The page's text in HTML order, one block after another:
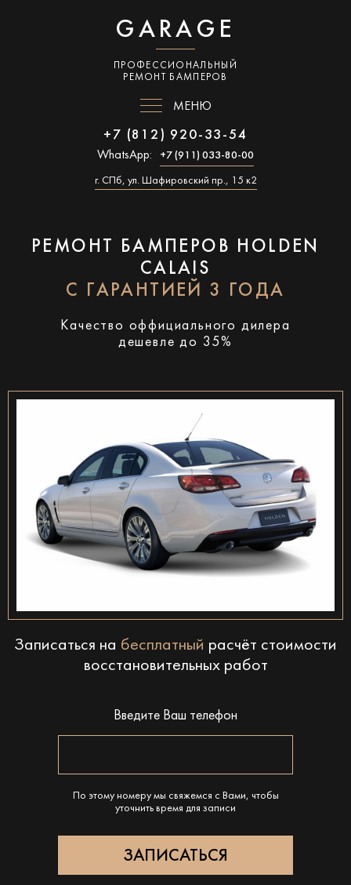
GARAGE
ПРОФЕССИОНАЛЬНЫЙ
РЕМОНТ БАМПЕРОВ
МЕНЮ
+7 (812) 920-33-54
WhatsApp: +7 (911) 033-80-00
г. СПб, ул. Шафировский пр., 15 к2
РЕМОНТ БАМПЕРОВ HOLDEN
CALAIS
С ГАРАНТИЕЙ 3 ГОДА
Качество оффициального дилера
дешевле до 35%
Записаться на бесплатный расчёт стоимости
восстановительных работ
Введите Ваш телефон
По этому номеру мы свяжемся с Вами, чтобы
уточнить время для записи